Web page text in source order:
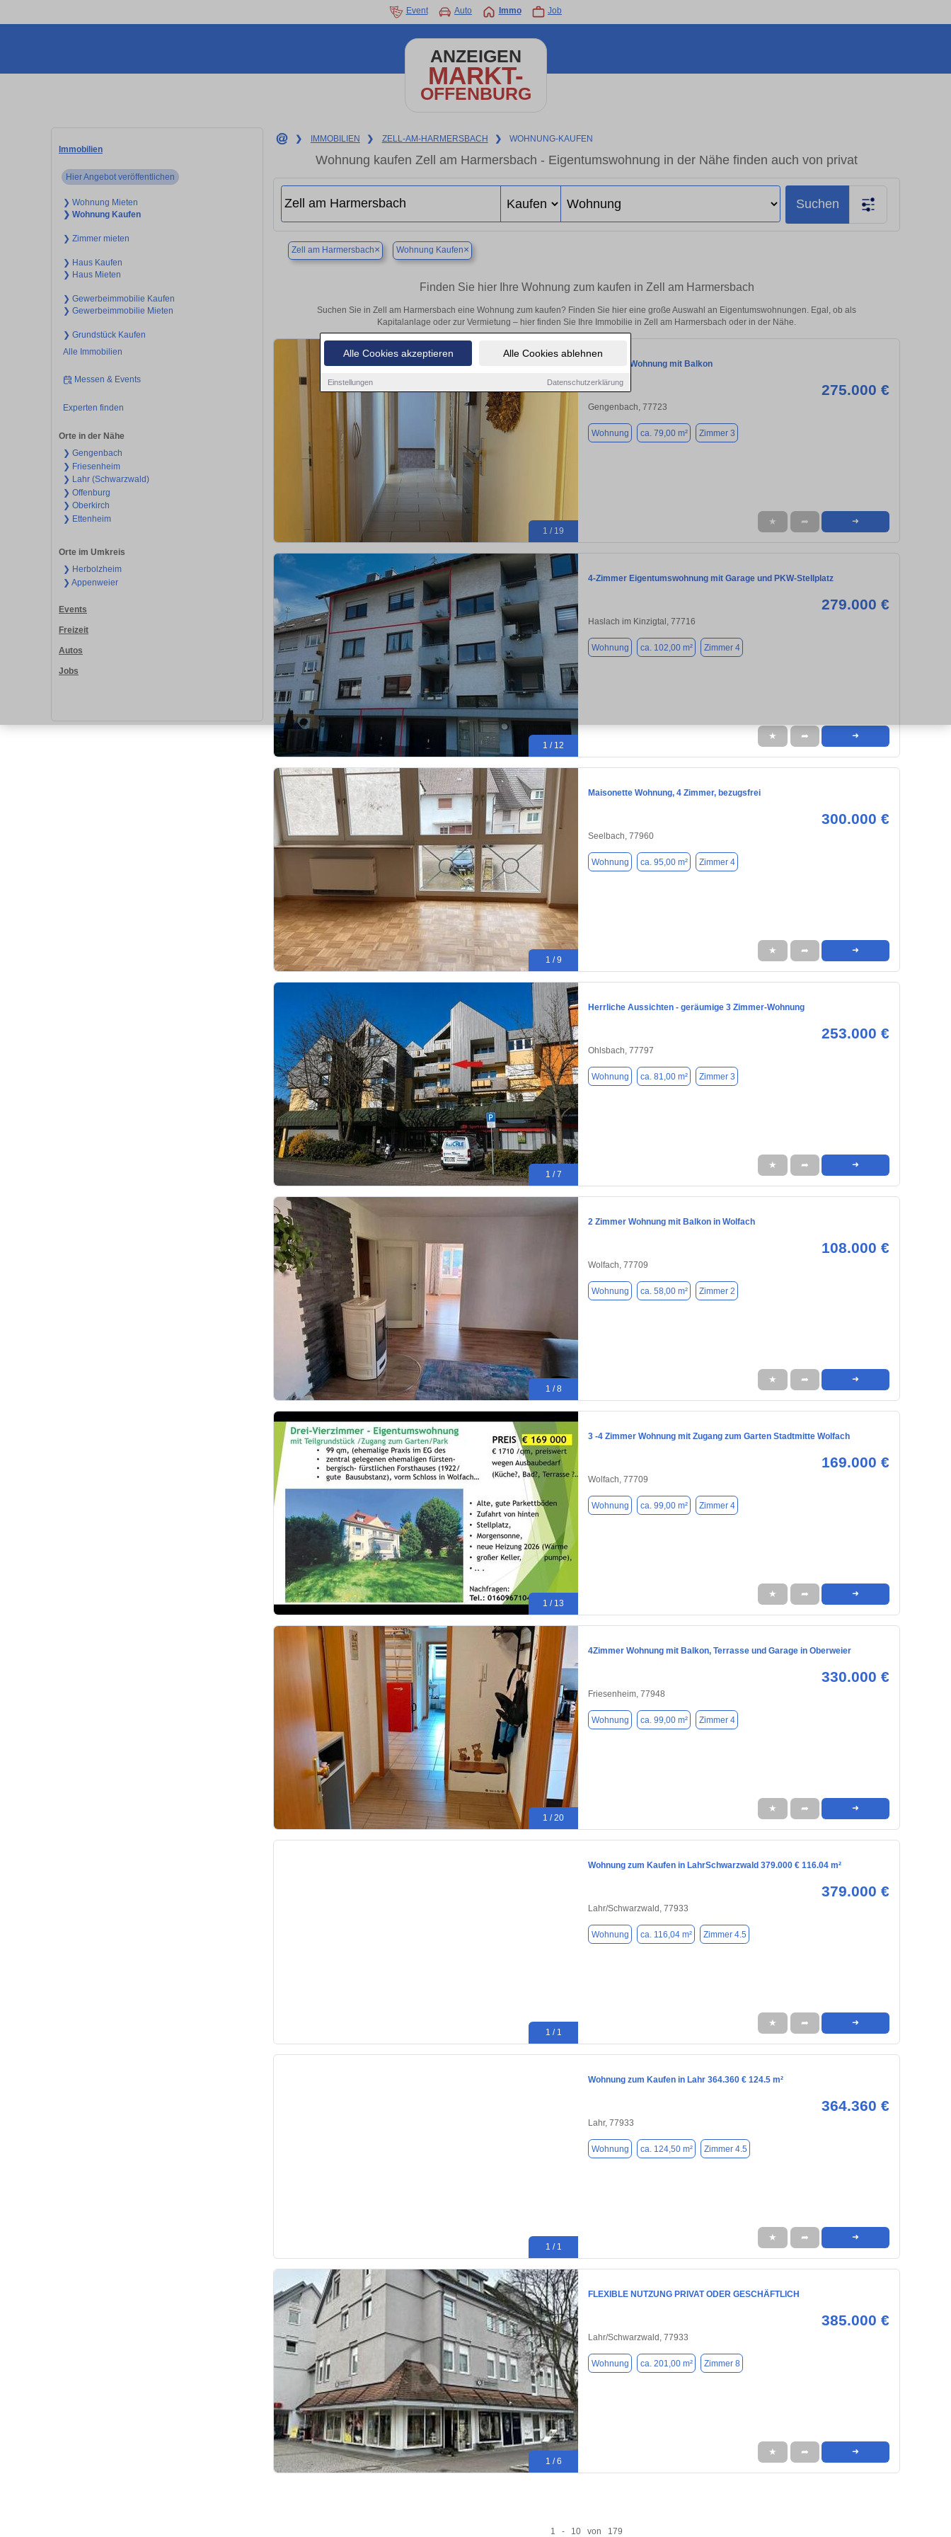
Alle Cookies akzeptieren Alle Cookies ablehnen
Einstellungen Datenschutzerklärung
Event Auto Immo Job
ANZEIGEN
MARKT-
OFFENBURG
Immobilien
Hier Angebot veröffentlichen
❯ Wohnung Mieten
❯ Wohnung Kaufen
❯ Zimmer mieten
❯ Haus Kaufen
❯ Haus Mieten
❯ Gewerbeimmobilie Kaufen
❯ Gewerbeimmobilie Mieten
❯ Grundstück Kaufen
Alle Immobilien
Messen & Events
Experten finden
Orte in der Nähe
❯ Gengenbach
❯ Friesenheim
❯ Lahr (Schwarzwald)
❯ Offenburg
❯ Oberkirch
❯ Ettenheim
Orte im Umkreis
❯ Herbolzheim
❯ Appenweier
Events
Freizeit
Autos
Jobs
❯ IMMOBILIEN ❯ ZELL-AM-HARMERSBACH ❯ WOHNUNG-KAUFEN
Wohnung kaufen Zell am Harmersbach - Eigentumswohnung in der Nähe finden auch von privat
Suchen
Zell am Harmersbach× Wohnung Kaufen×
Finden Sie hier Ihre Wohnung zum kaufen in Zell am Harmersbach
Suchen Sie in Zell am Harmersbach eine Wohnung zum kaufen? Finden Sie hier eine große Auswahl an Eigentumswohnungen. Egal, ob als
Kapitalanlage oder zur Vermietung – hier finden Sie Ihre Immobilie in Zell am Harmersbach oder in der Nähe.
1 / 19
3-Zimmer-Wohnung mit Balkon
275.000 €
Gengenbach, 77723
Wohnung ca. 79,00 m² Zimmer 3
★ ➦ ➜
1 / 12
4-Zimmer Eigentumswohnung mit Garage und PKW-Stellplatz
279.000 €
Haslach im Kinzigtal, 77716
Wohnung ca. 102,00 m² Zimmer 4
★ ➦ ➜
1 / 9
Maisonette Wohnung, 4 Zimmer, bezugsfrei
300.000 €
Seelbach, 77960
Wohnung ca. 95,00 m² Zimmer 4
★ ➦ ➜
1 / 7
Herrliche Aussichten - geräumige 3 Zimmer-Wohnung
253.000 €
Ohlsbach, 77797
Wohnung ca. 81,00 m² Zimmer 3
★ ➦ ➜
1 / 8
2 Zimmer Wohnung mit Balkon in Wolfach
108.000 €
Wolfach, 77709
Wohnung ca. 58,00 m² Zimmer 2
★ ➦ ➜
1 / 13
3 -4 Zimmer Wohnung mit Zugang zum Garten Stadtmitte Wolfach
169.000 €
Wolfach, 77709
Wohnung ca. 99,00 m² Zimmer 4
★ ➦ ➜
1 / 20
4Zimmer Wohnung mit Balkon, Terrasse und Garage in Oberweier
330.000 €
Friesenheim, 77948
Wohnung ca. 99,00 m² Zimmer 4
★ ➦ ➜
1 / 1
Wohnung zum Kaufen in LahrSchwarzwald 379.000 € 116.04 m²
379.000 €
Lahr/Schwarzwald, 77933
Wohnung ca. 116,04 m² Zimmer 4.5
★ ➦ ➜
1 / 1
Wohnung zum Kaufen in Lahr 364.360 € 124.5 m²
364.360 €
Lahr, 77933
Wohnung ca. 124,50 m² Zimmer 4.5
★ ➦ ➜
1 / 6
FLEXIBLE NUTZUNG PRIVAT ODER GESCHÄFTLICH
385.000 €
Lahr/Schwarzwald, 77933
Wohnung ca. 201,00 m² Zimmer 8
★ ➦ ➜
1 - 10 von 179